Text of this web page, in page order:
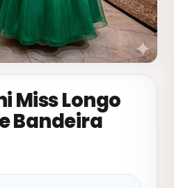
Miss Longo
Bandeira